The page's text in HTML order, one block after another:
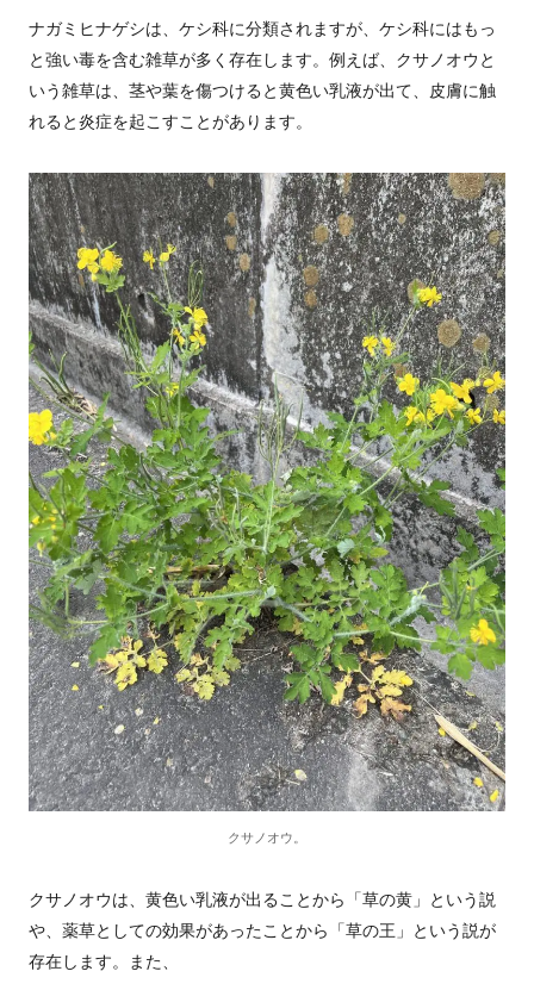
ナガミヒナゲシは、ケシ科に分類されますが、ケシ科にはもっ
と強い毒を含む雑草が多く存在します。例えば、クサノオウと
いう雑草は、茎や葉を傷つけると黄色い乳液が出て、皮膚に触
れると炎症を起こすことがあります。
クサノオウ。
クサノオウは、黄色い乳液が出ることから「草の黄」という説
や、薬草としての効果があったことから「草の王」という説が
存在します。また、